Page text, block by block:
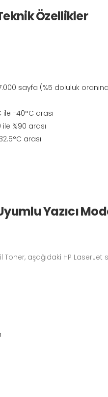
Özellikler
sayfa (%5 doluluk
ile -40°C arası
ile %90 arası
arası
Yazıcı
Toner, aşağıdaki HP